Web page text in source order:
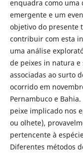
enquadra como uma
emergente e um
objetivo do presente
contribuir com esta
uma análise
de peixes in natura e
associadas ao surto
ocorrido em
Pernambuco e
peixe implicado nos
ou olhete),
pertencente à
Diferentes métodos